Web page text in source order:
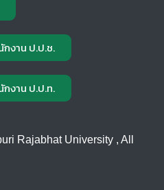
กงาน ป.ป.ช.
กงาน ป.ป.ท.
Rajabhat University , All